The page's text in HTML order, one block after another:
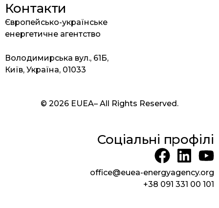
Контакти
Європейсько-українське
енергетичне агентство
Володимирська вул., 61Б,
Київ, Україна, 01033
© 2026 EUEA– All Rights Reserved.
Соціальні профілі
F
a
c
L
i
n
Y
o
u
office@euea-energyagency.org
+38 091 331 00 101